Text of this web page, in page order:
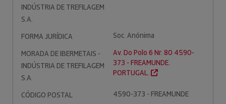
INDÚSTRIA DE TREFILAGEM
S.A.
FORMA JURÍDICA
Soc. Anónima
MORADA DE IBERMETAIS -
INDÚSTRIA DE TREFILAGEM
S.A.
Av. Do Polo 6 Nr. 80 4590-
373 - FREAMUNDE.
PORTUGAL.
CÓDIGO POSTAL
4590-373 - FREAMUNDE